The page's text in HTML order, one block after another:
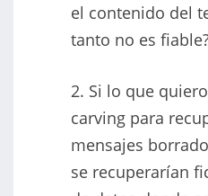
el contenido del
tanto no es
2. Si lo que
carving para
mensajes
se recuperarían